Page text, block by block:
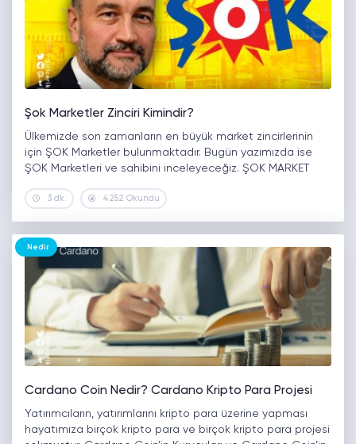
Şok Marketler Zinciri Kimindir?
Ülkemizde son zamanların en büyük market zincirlerinin
için ŞOK Marketler bulunmaktadır. Bugün yazımızda ise
ŞOK Marketleri ve sahibini inceleyeceğiz. ŞOK MARKET
Marketler Zinciri, 2011 yılının Ağustos ayında Yıldız…
3 dk. 4252 Okundu
Nedir
Cardano Coin Nedir? Cardano Kripto Para Projesi
Yatırımcıların, yatırımlarını kripto para üzerine yapması
hayatımıza birçok kripto para ve birçok kripto para projesi